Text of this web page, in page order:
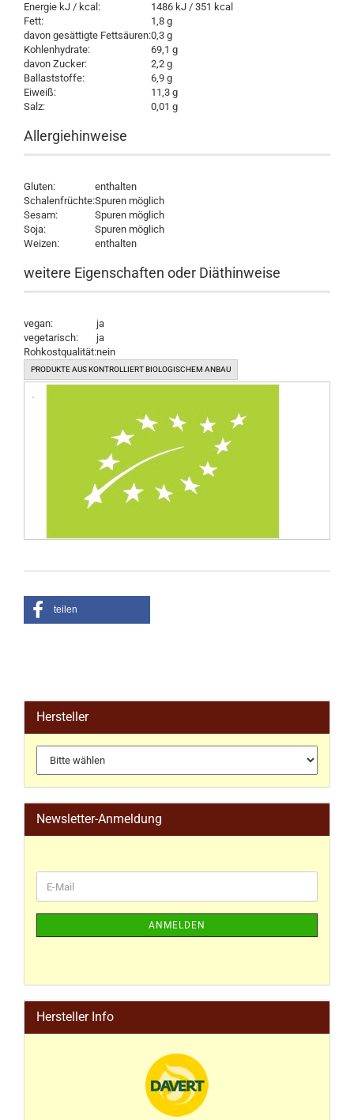
Energie kJ / kcal:
1486 kJ / 351 kcal
Fett:
1,8 g
davon gesättigte Fettsäuren:0,3 g
Kohlenhydrate:
69,1 g
davon Zucker:
2,2 g
Ballaststoffe:
6,9 g
Eiweiß:
11,3 g
Salz:
0,01 g
Allergiehinweise
Gluten:
enthalten
Schalenfrüchte:Spuren möglich
Sesam:
Spuren möglich
Soja:
Spuren möglich
Weizen:
enthalten
weitere Eigenschaften oder Diäthinweise
vegan:
ja
vegetarisch:
ja
Rohkostqualität:nein
PRODUKTE AUS KONTROLLIERT BIOLOGISCHEM ANBAU
teilen
Hersteller
Newsletter-Anmeldung
ANMELDEN
Hersteller Info